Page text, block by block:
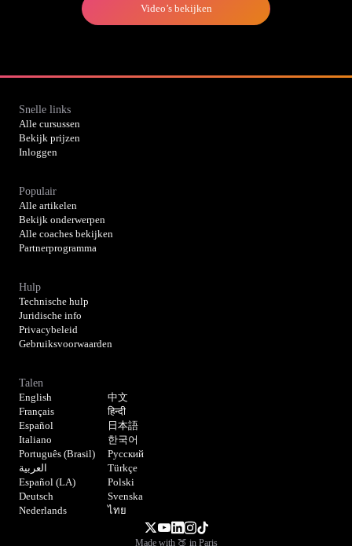
Video’s bekijken
Snelle links
Alle cursussen
Bekijk prijzen
Inloggen
Populair
Alle artikelen
Bekijk onderwerpen
Alle coaches bekijken
Partnerprogramma
Hulp
Technische hulp
Juridische info
Privacybeleid
Gebruiksvoorwaarden
Talen
English
Français
Español
Italiano
Português (Brasil)
العربية
Español (LA)
Deutsch
Nederlands
中文
हिन्दी
日本語
한국어
Русский
Türkçe
Polski
Svenska
ไทย
Made with 🍑 in Paris